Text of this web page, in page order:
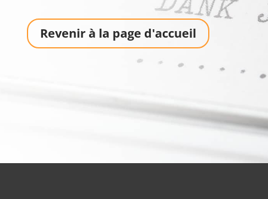
Revenir à la page d'accueil